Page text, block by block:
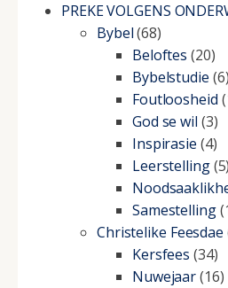
PREKE VOLGENS
Bybel(68)
Beloftes (20)
Bybelstudie (6)
Foutloosheid
God se wil (3)
Inspirasie (4)
Leerstelling(5)
Samestelling
Christelike Feesdae
Kersfees (34)
Nuwejaar(16)